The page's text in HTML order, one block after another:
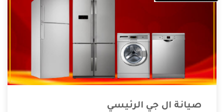
صيانة ال جي الرئيسي